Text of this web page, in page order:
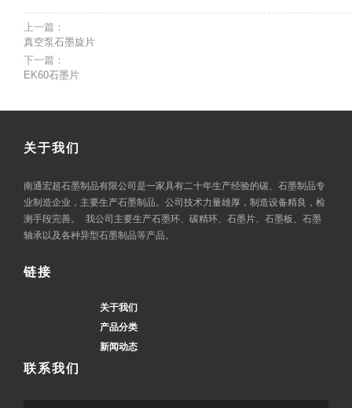
上一篇：
真空泵石墨旋片
下一篇：
EK60石墨片
关于我们
南通宏超石墨制品有限公司是一家具有二十年生产经验的碳、石墨制品专
业制造企业，主要生产石墨制品。公司技术力量雄厚，制造设备精良，检
测手段完善。 我公司主要生产石墨环、碳精环、石墨片、石墨板、石墨
轴承以及各种异型石墨制品等产品。
链接
关于我们
产品分类
新闻动态
联系我们